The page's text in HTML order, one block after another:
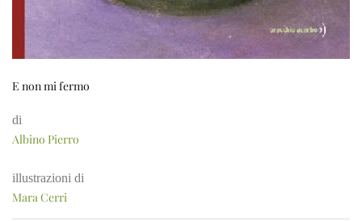
E non mi fermo
di
Albino Pierro
illustrazioni di
Mara Cerri